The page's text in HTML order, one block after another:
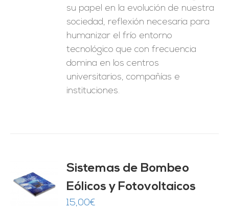
su papel en la evolución de nuestra
sociedad, reflexión necesaria para
humanizar el frío entorno
tecnológico que con frecuencia
domina en los centros
universitarios, compañías e
instituciones.
Sistemas de Bombeo
Eólicos y Fotovoltaicos
15,00€